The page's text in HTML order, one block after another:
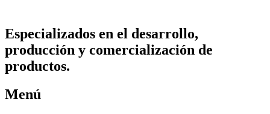
Especializados en el desarrollo,
producción y comercialización de
productos.
Menú